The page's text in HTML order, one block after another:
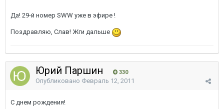
Да! 29-й номер SWW уже в эфире !
Поздравляю, Слав! Жги дальше
Юрий Паршин 330
Опубликовано Февраль 12, 2011
С днем рождения!